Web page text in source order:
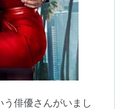
俳優さんがいまし